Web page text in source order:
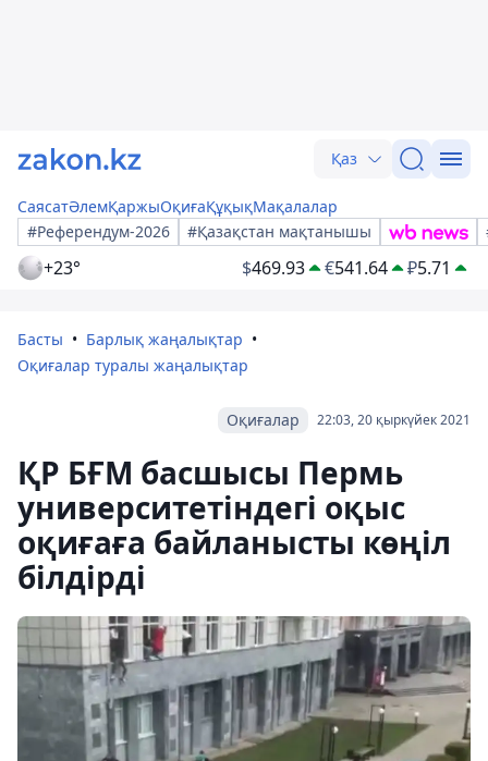
Қаз
СаясатӘлемҚаржыОқиғаҚұқықМақалалар
#Референдум-2026
#Қазақстан мақтанышы
+23° $469.93 €541.64 ₽5.71
Басты
Барлық жаңалықтар
Оқиғалар туралы жаңалықтар
22:03, 20 қыркүйек 2021
Оқиғалар
ҚР БҒМ басшысы Пермь
университетіндегі оқыс
оқиғаға байланысты көңіл
білдірді